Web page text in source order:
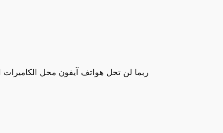
ربما لن تحل هواتف آيفون محل الكاميرات